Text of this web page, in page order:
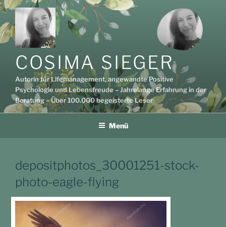
Zum
Inhalt
springen
COSIMA SIEGER
Autorin für Lifemanagement, angewandte Positive
Psychologie und Lebensfreude – Jahrelange Erfahrung in der
Beratung – Über 100.000 begeisterte Leser
Menü
depositphotos_30001251-stock-
photo-eagle-flying